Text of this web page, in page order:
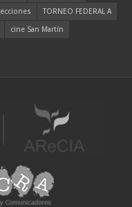
TORNEO FEDERAL A
cine San Martín